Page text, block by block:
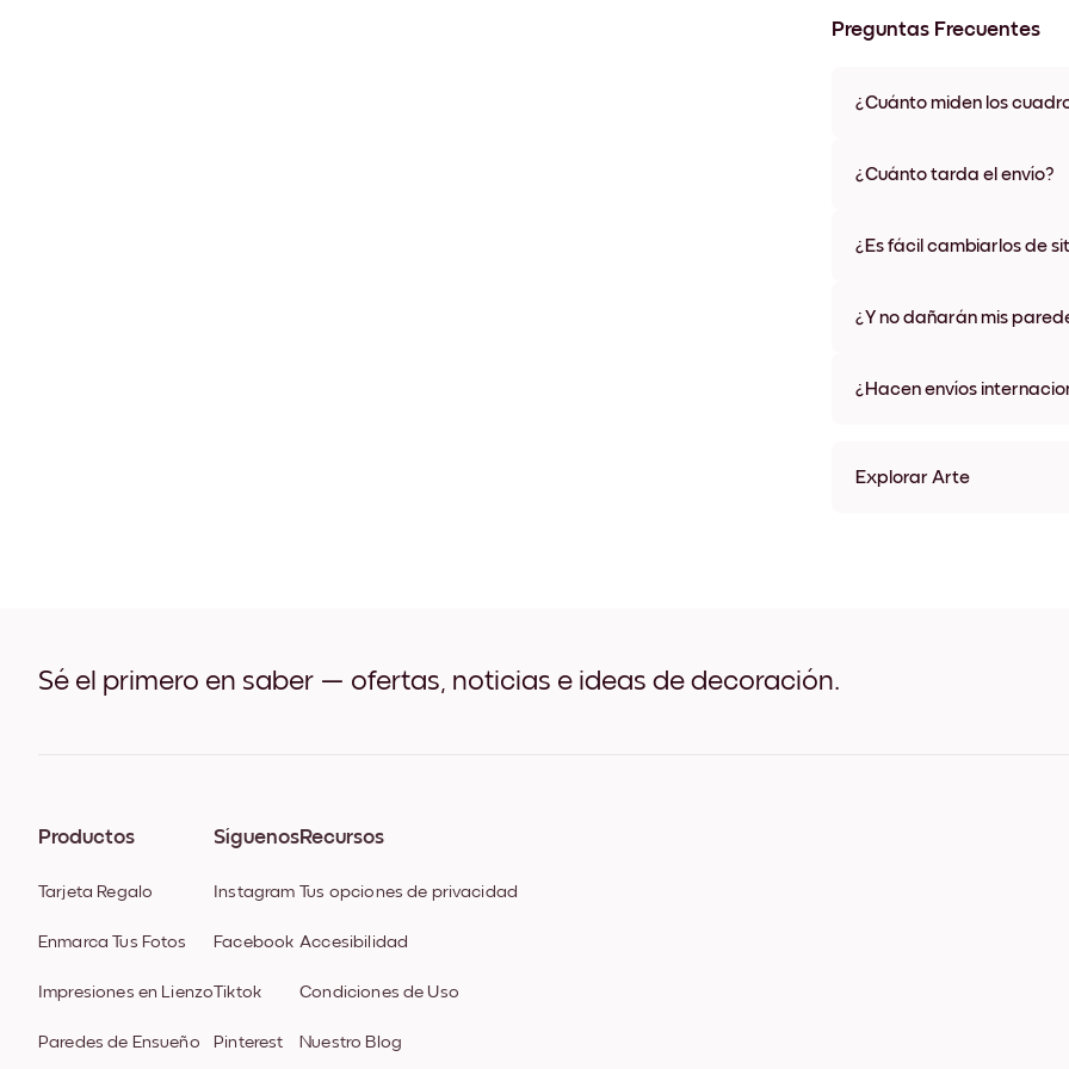
Preguntas Frecuentes
¿Cuánto miden los
materiales y colores de
¿Cuánto tarda el envío?
algunos países. Te
¿Es fácil cambiarlos de
¿Y no dañarán mis
¿Hacen envíos
Explorar Arte
Sé el primero en saber — ofertas, noticias e ideas de decoración.
Productos
Tarjeta Regalo
Enmarca Tus Fotos
Impresiones en Lienzo
Paredes de Ensueño
Síguenos
Instagram
Facebook
Tiktok
Pinterest
Recursos
Tus opciones de privacidad
Accesibilidad
Condiciones de Uso
Nuestro Blog